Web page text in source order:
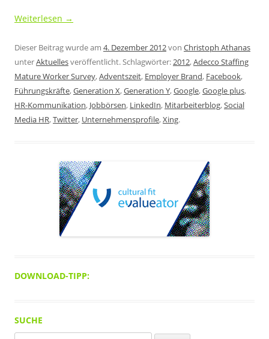
Weiterlesen →
Dieser Beitrag wurde am 4. Dezember 2012von Christoph Athanas
unterAktuellesveröffentlicht. Schlagwörter:2012,Adecco Staffing
Mature Worker Survey,Adventszeit, Employer Brand, Facebook,
Führungskräfte,Generation X,Generation Y,Google,Google plus,
HR-Kommunikation, Jobbörsen, LinkedIn, Mitarbeiterblog,Social
Media HR,Twitter, Unternehmensprofile,Xing.
DOWNLOAD-TIPP:
SUCHE